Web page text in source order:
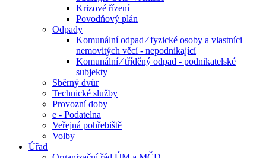
Krizové řízení
Povodňový plán
Odpady
Komunální odpad ⁄ fyzické osoby a vlastníci
nemovitých věcí - nepodnikající
Komunální ⁄ tříděný odpad - podnikatelské
subjekty
Sběrný dvůr
Technické služby
Provozní doby
e - Podatelna
Veřejná pohřebiště
Volby
Úřad